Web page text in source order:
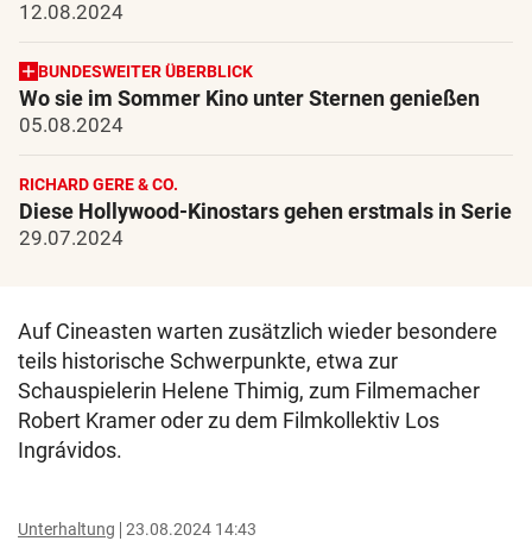
12.08.2024
BUNDESWEITER ÜBERBLICK
Wo sie im Sommer Kino unter Sternen genießen
05.08.2024
RICHARD GERE & CO.
Diese Hollywood-Kinostars gehen erstmals in Serie
29.07.2024
Auf Cineasten warten zusätzlich wieder besondere
teils historische Schwerpunkte, etwa zur
Schauspielerin Helene Thimig, zum Filmemacher
Robert Kramer oder zu dem Filmkollektiv Los
Ingrávidos.
Unterhaltung 23.08.2024 14:43